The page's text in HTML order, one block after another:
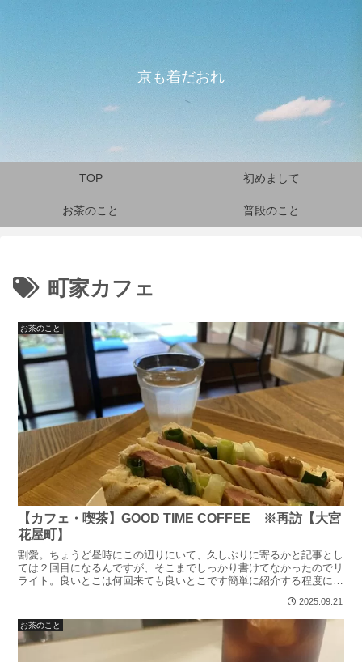
京も着だおれ
TOP 初めまして
お茶のこと 普段のこと
町家カフェ
お茶のこと
【カフェ・喫茶】GOOD TIME COFFEE ※再訪【大宮
花屋町】
割愛。ちょうど昼時にこの辺りにいて、久しぶりに寄るかと記事とし
ては２回目になるんですが、そこまでしっかり書けてなかったのでリ
ライト。良いとこは何回来ても良いとこです簡単に紹介する程度にし
2025.09.21
お茶のこと